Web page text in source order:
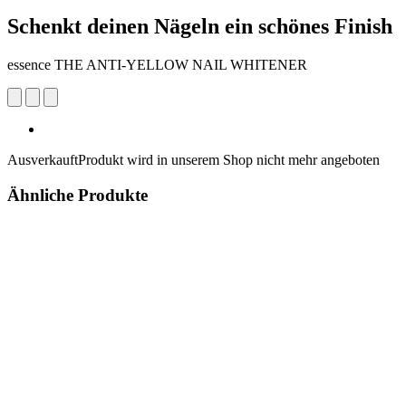
Schenkt deinen Nägeln ein schönes Finish
essence THE ANTI-YELLOW NAIL WHITENER
AusverkauftProdukt wird in unserem Shop nicht mehr angeboten
Ähnliche Produkte